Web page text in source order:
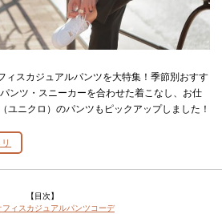
スカジュアルパンツを大特集！季節別おすす
ンツ・スニーカーを合わせた着こなし、お仕
ユニクロ）のパンツもピックアップしました！
【目次】
フィスカジュアルパンツコーデ